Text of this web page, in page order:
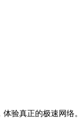
验真正的极速网络。